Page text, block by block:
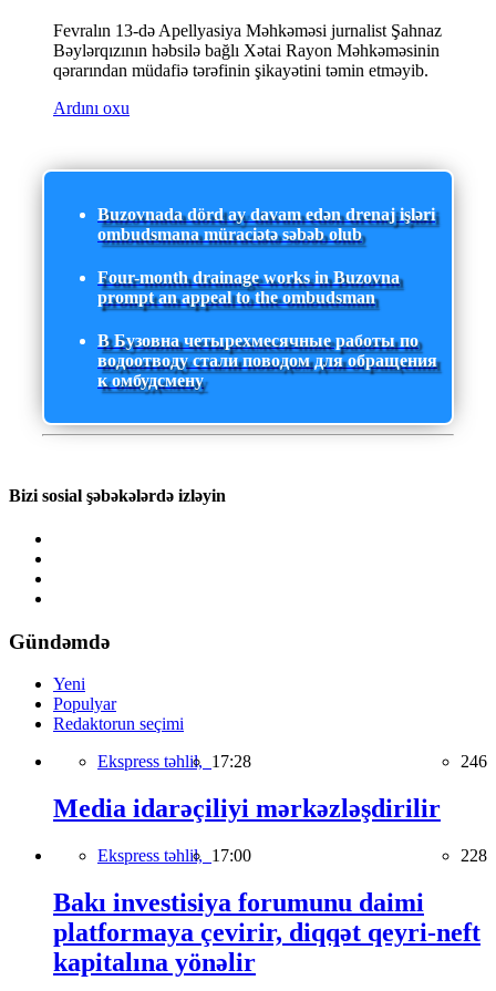
Fevralın 13-də Apellyasiya Məhkəməsi jurnalist Şahnaz
Bəylərqızının həbsilə bağlı Xətai Rayon Məhkəməsinin
qərarından müdafiə tərəfinin şikayətini təmin etməyib.
Ardını oxu
Buzovnada dörd ay davam edən drenaj işləri
ombudsmana müraciətə səbəb olub
Four-month drainage works in Buzovna
prompt an appeal to the ombudsman
В Бузовна четырехмесячные работы по
водоотводу стали поводом для обращения
к омбудсмену
Bizi sosial şəbəkələrdə izləyin
Gündəmdə
Yeni
Populyar
Redaktorun seçimi
Ekspress təhlil, 17:28 246
Media idarəçiliyi mərkəzləşdirilir
Ekspress təhlil, 17:00 228
Bakı investisiya forumunu daimi
platformaya çevirir, diqqət qeyri-neft
kapitalına yönəlir